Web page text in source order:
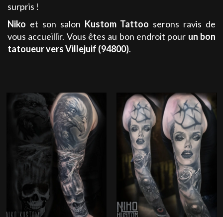
surpris !
Niko et son salon Kustom Tattoo serons ravis de
vous accueillir. Vous êtes au bon endroit pour un bon
tatoueurvers Villejuif (94800).